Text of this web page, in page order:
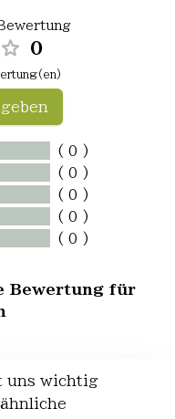
0
( 0 )
( 0 )
( 0 )
( 0 )
( 0 )
Bewertung für
- klicken Sie
uns wichtig